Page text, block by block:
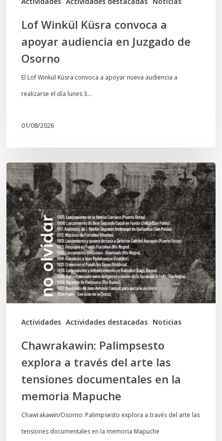
Lof Winkül Küsra convoca a
apoyar audiencia en Juzgado de
Osorno
El Lof Winkül Küsra convoca a apoyar nueva audiencia a
realizarse el día lunes 3…
01/08/2026
Actividades Actividades destacadas Noticias
Chawrakawin:
Palimpsesto
explora
a
través
del
arte
las
tensiones
documentales
memoria
Mapuche
Chawrakawin: Palimpsesto
explora a través del arte las
tensiones documentales en la
memoria Mapuche
Chawrakawin/Osorno: Palimpsesto explora a través del arte las
tensiones documentales en la memoria Mapuche